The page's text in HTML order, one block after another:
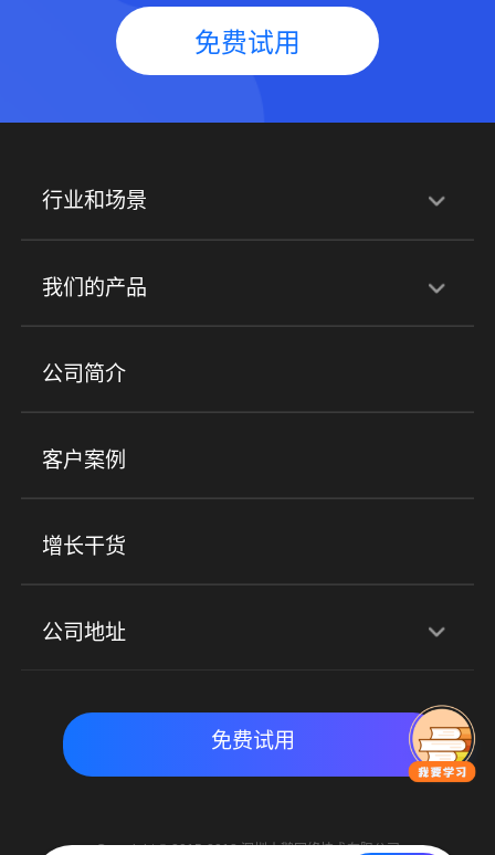
免费试用
行业和场景
行业解决方案
培训机构 职业技能培训 兴趣培训
金融行业
心理机构
实时私域带货 数字化运营
我们的产品
产品
小程序商城 ERP 企微SCRM
社群圈子
公司简介
客户案例
增长干货
公司地址
北京地址：北京市朝阳区朝外大街乙6号23层
免费试用
Copyright © 2015-2018 深圳小鹅网络技术有限公司